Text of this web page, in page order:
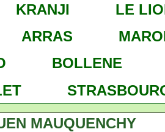
KRANJI
LE
ARRAS
BOLLENE
MAUQUENCHY